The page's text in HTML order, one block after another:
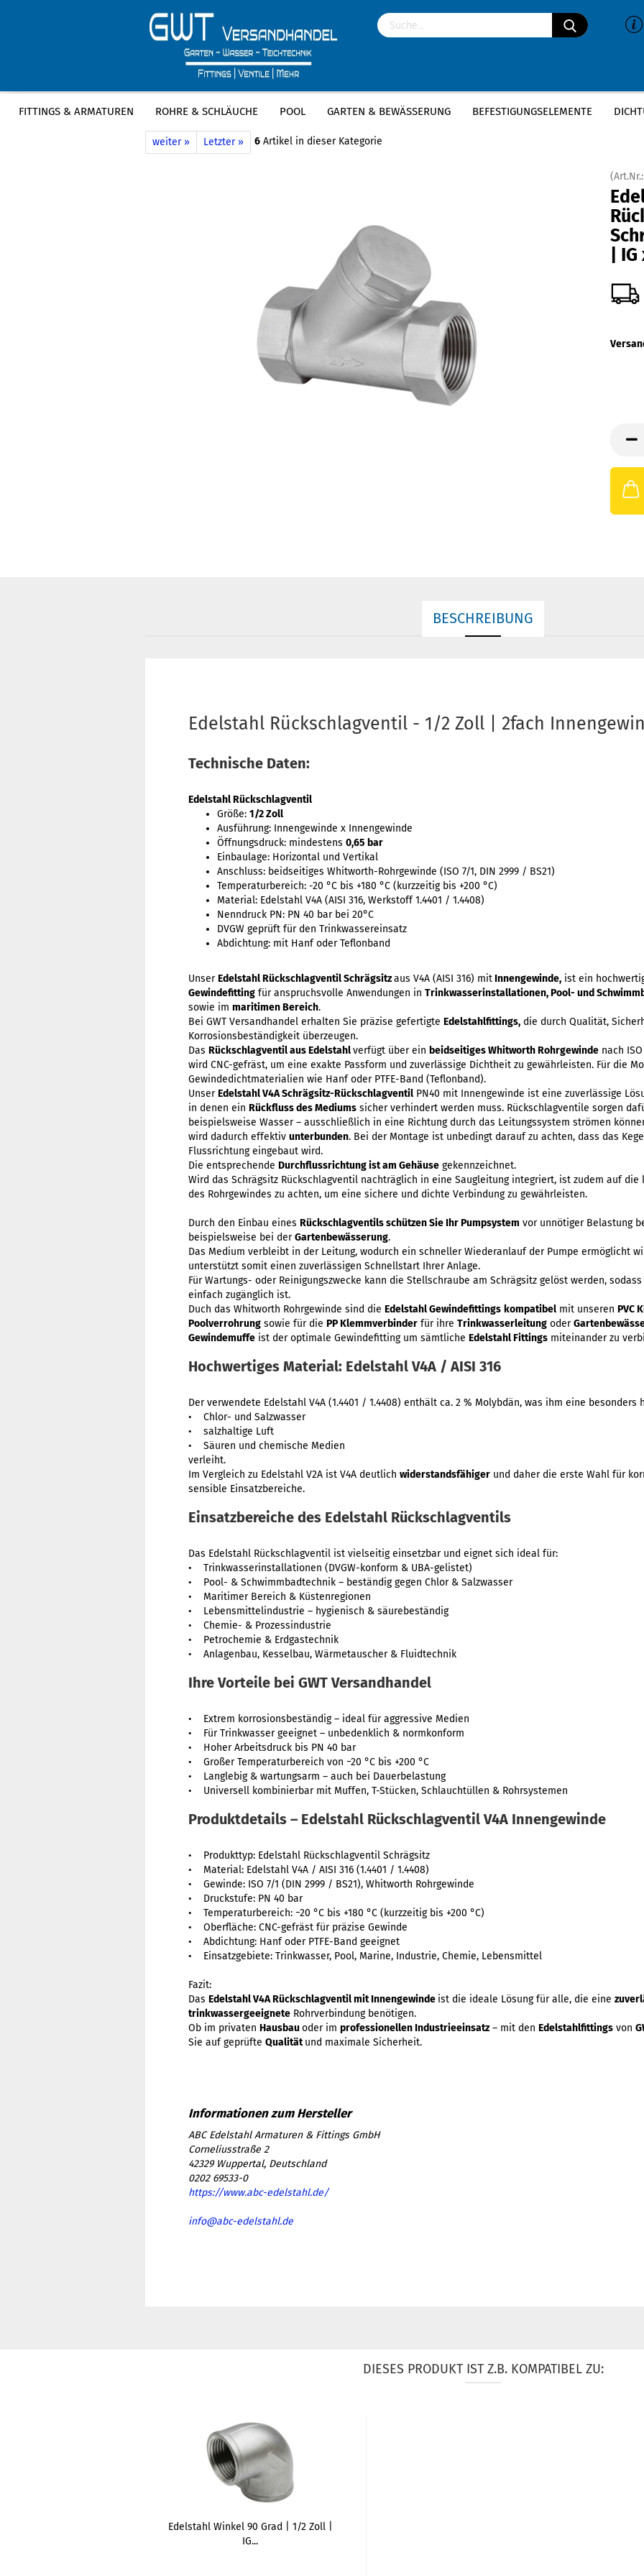
FITTINGS & ARMATUREN ROHRE & SCHLÄUCHE POOL GARTEN & BEWÄSSERUNG BEFESTIGUNGSELEMENTE
Startseite » Fittings & Armaturen » Edelstahl Gewindefittings » Edelstahl Rückschlagventil » Edelstahl
weiter » Letzter » 6 Artikel in dieser Kategorie
|
BESCHREIBUNG
Edelstahl Rückschlagventil - 1/2 Zoll | 2fach
Technische Daten:
Edelstahl Rückschlagventil
Größe: 1/2 Zoll
Ausführung: Innengewinde x Innengewinde
Öffnungsdruck: mindestens 0,65 bar
Einbaulage: Horizontal und Vertikal
Anschluss: beidseitiges Whitworth-Rohrgewinde (ISO 7/1, DIN 2999 / BS21)
Temperaturbereich: -20 °C bis +180 °C (kurzzeitig bis +200 °C)
Material: Edelstahl V4A (AISI 316, Werkstoff 1.4401 / 1.4408)
Nenndruck PN: PN 40 bar bei 20°C
DVGW geprüft für den Trinkwassereinsatz
Abdichtung: mit Hanf oder Teflonband
UnserEdelstahl Rückschlagventil Schrägsitzaus V4A (AISI 316) mitInnengewinde, ist ein
Gewindefitting für anspruchsvolle Anwendungen in Trinkwasserinstallationen, Pool- und
sowie im maritimen Bereich.
Bei GWT Versandhandel erhalten Sie präzise gefertigte Edelstahlfittings, die durch Qualität,
Korrosionsbeständigkeit überzeugen.
Das Rückschlagventil aus Edelstahlverfügt über ein beidseitiges Whitworth Rohrgewinde nach
wird CNC-gefräst, um eine exakte Passform und zuverlässige Dichtheit zu gewährleisten. Für die
Gewindedichtmaterialien wie Hanf oder PTFE-Band (Teflonband).
UnserEdelstahl V4A Schrägsitz-Rückschlagventil PN40 mit Innengewinde ist eine zuverlässige
in denen ein Rückfluss des Mediums sicher verhindert werden muss. Rückschlagventile sorgen
beispielsweise Wasser – ausschließlich in eine Richtung durch das Leitungssystem strömen
wird dadurch effektiv unterbunden. Bei der Montage ist unbedingt darauf zu achten, dass das
Flussrichtung eingebaut wird.
Die entsprechende Durchflussrichtung ist am Gehäuse gekennzeichnet.
Wird das Schrägsitz Rückschlagventil nachträglich in eine Saugleitung integriert, ist zudem auf die
des Rohrgewindes zu achten, um eine sichere und dichte Verbindung zu gewährleisten.
Durch den Einbau eines Rückschlagventils schützen Sie Ihr Pumpsystem vor unnötiger Belastung
beispielsweise bei derGartenbewässerung.
Das Medium verbleibt in der Leitung, wodurch ein schneller Wiederanlauf der Pumpe ermöglicht
unterstützt somit einen zuverlässigen Schnellstart Ihrer Anlage.
Für Wartungs- oder Reinigungszwecke kann die Stellschraube am Schrägsitz gelöst werden,
einfach zugänglich ist.
Duch das Whitworth Rohrgewinde sind die Edelstahl Gewindefittings kompatibel mit unseren PVC
Poolverrohrung sowie für die PP Klemmverbinder für ihre Trinkwasserleitung oder
Gewindemuffe ist der optimale Gewindefitting um sämtliche Edelstahl Fittings miteinander zu
Hochwertiges Material: Edelstahl V4A / AISI 316
Der verwendete Edelstahl V4A (1.4401 / 1.4408) enthält ca. 2 % Molybdän, was ihm eine besonders
• Chlor- und Salzwasser
• salzhaltige Luft
• Säuren und chemische Medien
verleiht.
Im Vergleich zu Edelstahl V2A ist V4A deutlich widerstandsfähiger und daher die erste Wahl für
sensible Einsatzbereiche.
Einsatzbereiche des Edelstahl Rückschlagventils
Das Edelstahl Rückschlagventil ist vielseitig einsetzbar und eignet sich ideal für:
• Trinkwasserinstallationen (DVGW-konform & UBA-gelistet)
• Pool- & Schwimmbadtechnik – beständig gegen Chlor & Salzwasser
• Maritimer Bereich & Küstenregionen
• Lebensmittelindustrie – hygienisch & säurebeständig
• Chemie- & Prozessindustrie
• Petrochemie & Erdgastechnik
• Anlagenbau, Kesselbau, Wärmetauscher & Fluidtechnik
Ihre Vorteile bei GWT Versandhandel
• Extrem korrosionsbeständig – ideal für aggressive Medien
• Für Trinkwasser geeignet – unbedenklich & normkonform
• Hoher Arbeitsdruck bis PN 40 bar
• Großer Temperaturbereich von −20 °C bis +200 °C
• Langlebig & wartungsarm – auch bei Dauerbelastung
• Universell kombinierbar mit Muffen, T-Stücken, Schlauchtüllen & Rohrsystemen
Produktdetails – Edelstahl Rückschlagventil V4A Innengewinde
• Produkttyp: Edelstahl Rückschlagventil Schrägsitz
• Material: Edelstahl V4A / AISI 316 (1.4401 / 1.4408)
• Gewinde: ISO 7/1 (DIN 2999 / BS21), Whitworth Rohrgewinde
• Druckstufe: PN 40 bar
• Temperaturbereich: −20 °C bis +180 °C (kurzzeitig bis +200 °C)
• Oberfläche: CNC-gefräst für präzise Gewinde
• Abdichtung: Hanf oder PTFE-Band geeignet
• Einsatzgebiete: Trinkwasser, Pool, Marine, Industrie, Chemie, Lebensmittel
Fazit:
Das Edelstahl V4A Rückschlagventil mit Innengewinde ist die ideale Lösung für alle, die eine
trinkwassergeeignete Rohrverbindung benötigen.
Ob im privaten Hausbauoder im professionellen Industrieeinsatz– mit den Edelstahlfittings von
Sie auf geprüfte Qualitätund maximale Sicherheit.
ABC Edelstahl Armaturen & Fittings GmbH
Corneliusstraße 2
42329 Wuppertal, Deutschland
0202 69533-0
https://www.abc-edelstahl.de/
info@abc-edelstahl.de
DIESES PRODUKT IST Z.B. KOMPATIBEL ZU:
Edelstahl Winkel 90 Grad | 1/2 Zoll |
IG...